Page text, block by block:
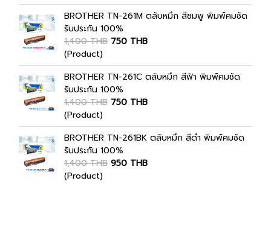
BROTHER TN-261M ตลับหมึก สีชมพู พิมพ์คมชัด
รับประกัน 100%
1,400 THB 750 THB
(Product)
BROTHER TN-261C ตลับหมึก สีฟ้า พิมพ์คมชัด
รับประกัน 100%
1,400 THB 750 THB
(Product)
BROTHER TN-261BK ตลับหมึก สีดำ พิมพ์คมชัด
รับประกัน 100%
1,400 THB 950 THB
(Product)